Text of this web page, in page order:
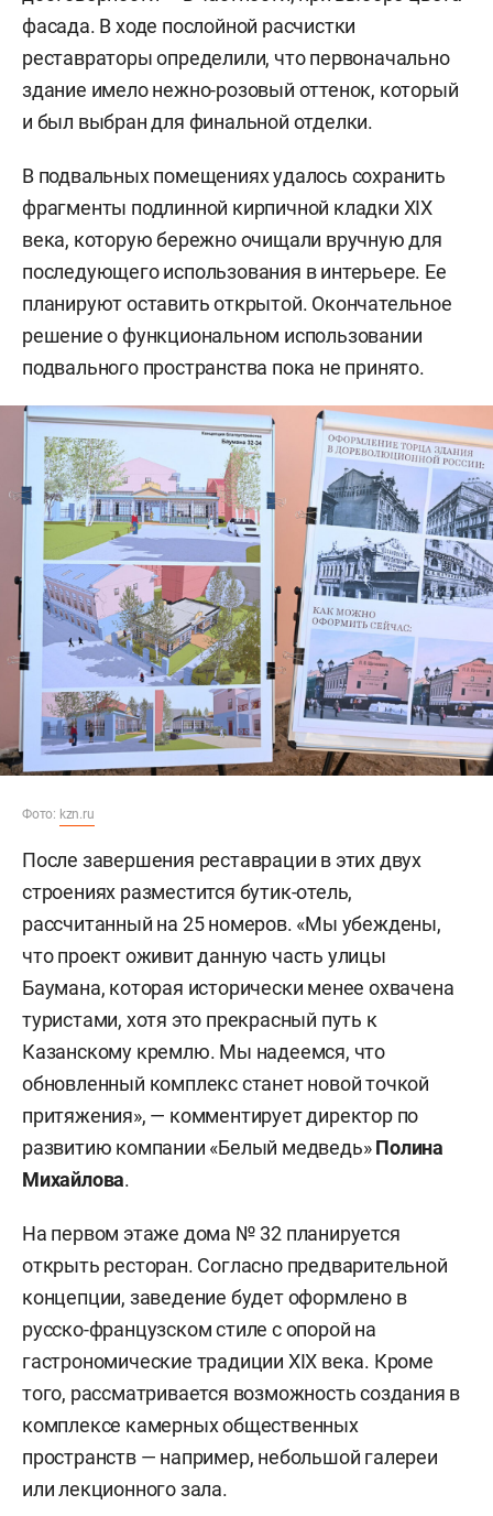
фасада. В ходе послойной расчистки
реставраторы определили, что первоначально
здание имело нежно-розовый оттенок, который
и был выбран для финальной отделки.
В подвальных помещениях удалось сохранить
фрагменты подлинной кирпичной кладки XIX
века, которую бережно очищали вручную для
последующего использования в интерьере. Ее
планируют оставить открытой. Окончательное
решение о функциональном использовании
подвального пространства пока не принято.
Фото: kzn.ru
После завершения реставрации в этих двух
строениях разместится бутик-отель,
рассчитанный на 25 номеров. «Мы убеждены,
что проект оживит данную часть улицы
Баумана, которая исторически менее охвачена
туристами, хотя это прекрасный путь к
Казанскому кремлю. Мы надеемся, что
обновленный комплекс станет новой точкой
притяжения», — комментирует директор по
развитию компании «Белый медведь»Полина
Михайлова.
На первом этаже дома № 32 планируется
открыть ресторан. Согласно предварительной
концепции, заведение будет оформлено в
русско-французском стиле с опорой на
гастрономические традиции XIX века. Кроме
того, рассматривается возможность создания в
комплексе камерных общественных
пространств — например, небольшой галереи
или лекционного зала.